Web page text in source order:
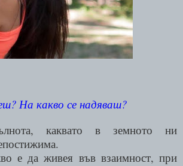
На какво се надяваш?
каквато в земното ни
е да живея във взаимност, при